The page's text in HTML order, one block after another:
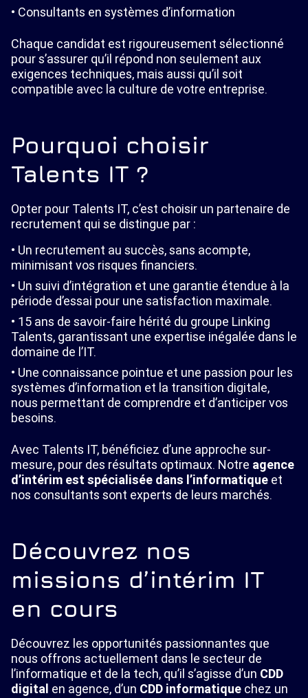
Consultants en systèmes d’information
Chaque candidat est rigoureusement sélectionné
pour s’assurer qu’il répond non seulement aux
exigences techniques, mais aussi qu’il soit
compatible avec la culture de votre entreprise.
Pourquoi choisir
Talents IT ?
Opter pour Talents IT, c’est choisir un partenaire de
recrutement qui se distingue par :
Un recrutement au succès, sans acompte,
minimisant vos risques financiers.
Un suivi d’intégration et une garantie étendue à la
période d’essai pour une satisfaction maximale.
15 ans de savoir-faire hérité du groupe Linking
Talents, garantissant une expertise inégalée dans le
domaine de l’IT.
Une connaissance pointue et une passion pour les
systèmes d’information et la transition digitale,
nous permettant de comprendre et d’anticiper vos
besoins.
Avec Talents IT, bénéficiez d’une approche sur-
mesure, pour des résultats optimaux. Notre agence
d’intérim est spécialisée dans l’informatique et
nos consultants sont experts de leurs marchés.
Découvrez nos
missions d’intérim IT
en cours
Découvrez les opportunités passionnantes que
nous offrons actuellement dans le secteur de
l’informatique et de la tech, qu’il s’agisse d’un CDD
digital en agence, d’un CDD informatique chez un